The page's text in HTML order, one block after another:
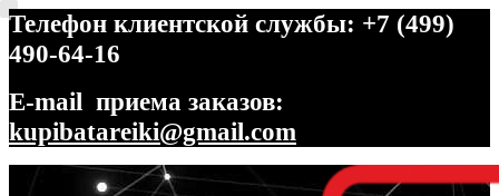
Телефон клиентской службы: +7 (499)
490-64-16
E-mail приема заказов:
kupibatareiki@gmail.com
Перейти
Перейти